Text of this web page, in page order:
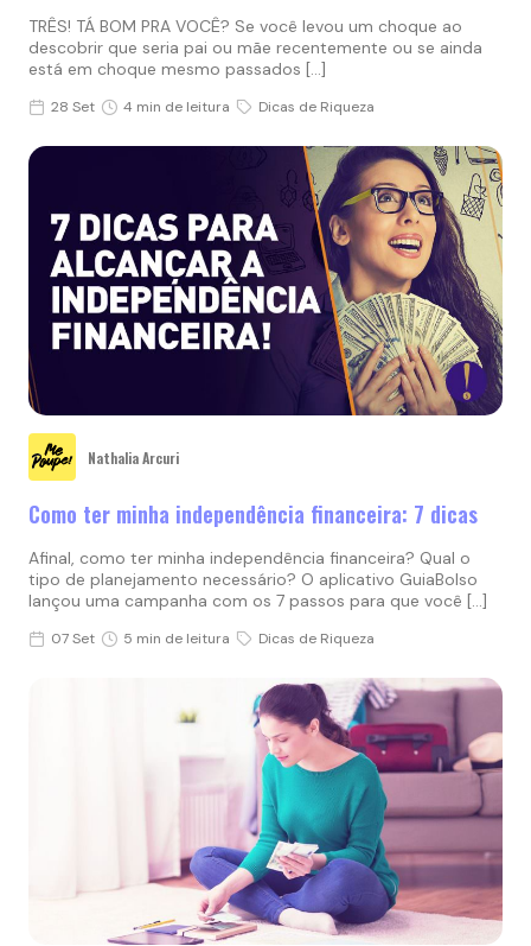
TRÊS! TÁ BOM PRA VOCÊ? Se você levou um choque ao
descobrir que seria pai ou mãe recentemente ou se ainda
está em choque mesmo passados […]
28 Set 4 min de leitura Dicas de Riqueza
Nathalia Arcuri
Como ter minha independência financeira: 7 dicas
Afinal, como ter minha independência financeira? Qual o
tipo de planejamento necessário? O aplicativo GuiaBolso
lançou uma campanha com os 7 passos para que você […]
07 Set 5 min de leitura Dicas de Riqueza